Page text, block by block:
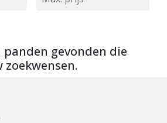
panden gevonden die